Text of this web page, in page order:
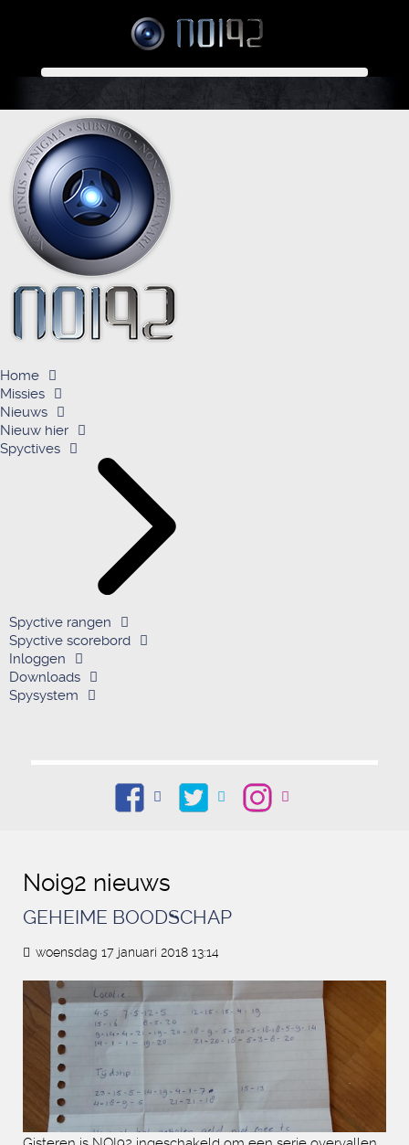
Home
Missies
Nieuws
Nieuw hier
Spyctives
Spyctive rangen
Spyctive scorebord
Inloggen
Downloads
Spysystem
Noi92 nieuws
GEHEIME BOODSCHAP
woensdag 17 januari 2018 13:14